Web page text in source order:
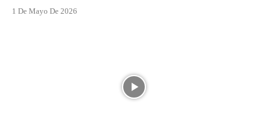
1 De Mayo De 2026